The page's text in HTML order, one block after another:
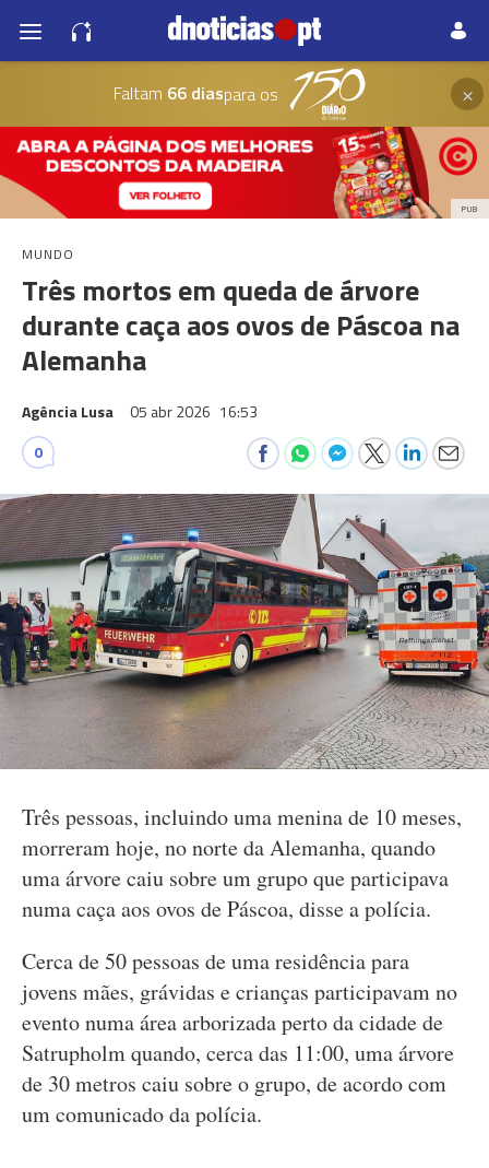
Faltam 66 diaspara os ×
PUB
MUNDO
Três mortos em queda de árvore
durante caça aos ovos de Páscoa na
Alemanha
Agência Lusa 05 abr 2026 16:53
0
Três pessoas, incluindo uma menina de 10 meses,
morreram hoje, no norte da Alemanha, quando
uma árvore caiu sobre um grupo que participava
numa caça aos ovos de Páscoa, disse a polícia.
Cerca de 50 pessoas de uma residência para
jovens mães, grávidas e crianças participavam no
evento numa área arborizada perto da cidade de
Satrupholm quando, cerca das 11:00, uma árvore
de 30 metros caiu sobre o grupo, de acordo com
um comunicado da polícia.